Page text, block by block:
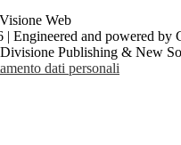
| Engineered and powered by
Publishing & New
dati personali